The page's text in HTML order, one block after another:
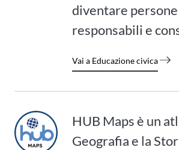
diventare
responsabili e
Vai a Educazione civica
HUB Maps è un
Geografia e la